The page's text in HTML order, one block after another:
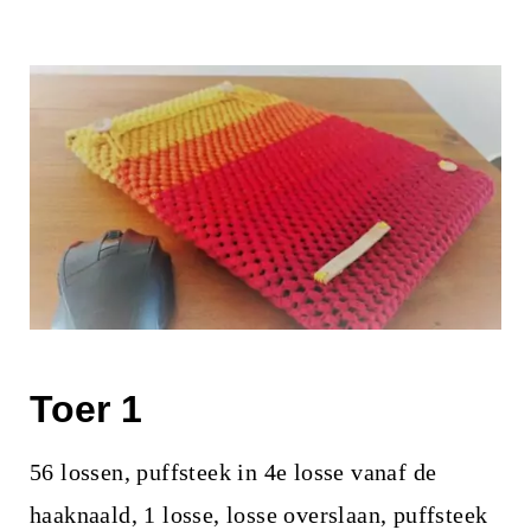
Toer 1
56 lossen, puffsteek in 4e losse vanaf de
haaknaald, 1 losse, losse overslaan, puffsteek